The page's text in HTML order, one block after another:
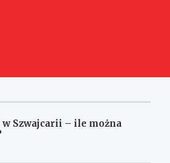
Szwajcarii – ile można